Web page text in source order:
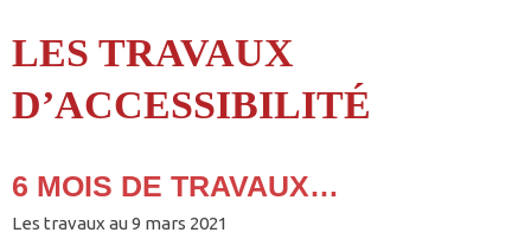
LES TRAVAUX
D’ACCESSIBILITÉ
6 MOIS DE TRAVAUX…
Les travaux au 9 mars 2021